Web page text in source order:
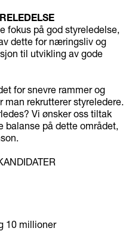
fokus på god styreledelse,
dette for næringsliv og
til utvikling av gode
for snevre rammer og
rekrutterer styreledere.
Vi ønsker oss tiltak
balanse på dette området,
10 millioner